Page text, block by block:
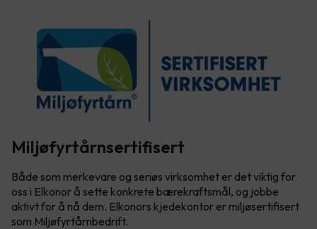
Miljøfyrtårnsertifisert
Både som merkevare og seriøs virksomhet er det viktig for
oss i Elkonor å sette konkrete bærekraftsmål, og jobbe
aktivt for å nå dem. Elkonors kjedekontor er miljøsertifisert
som Miljøfyrtårnbedrift.